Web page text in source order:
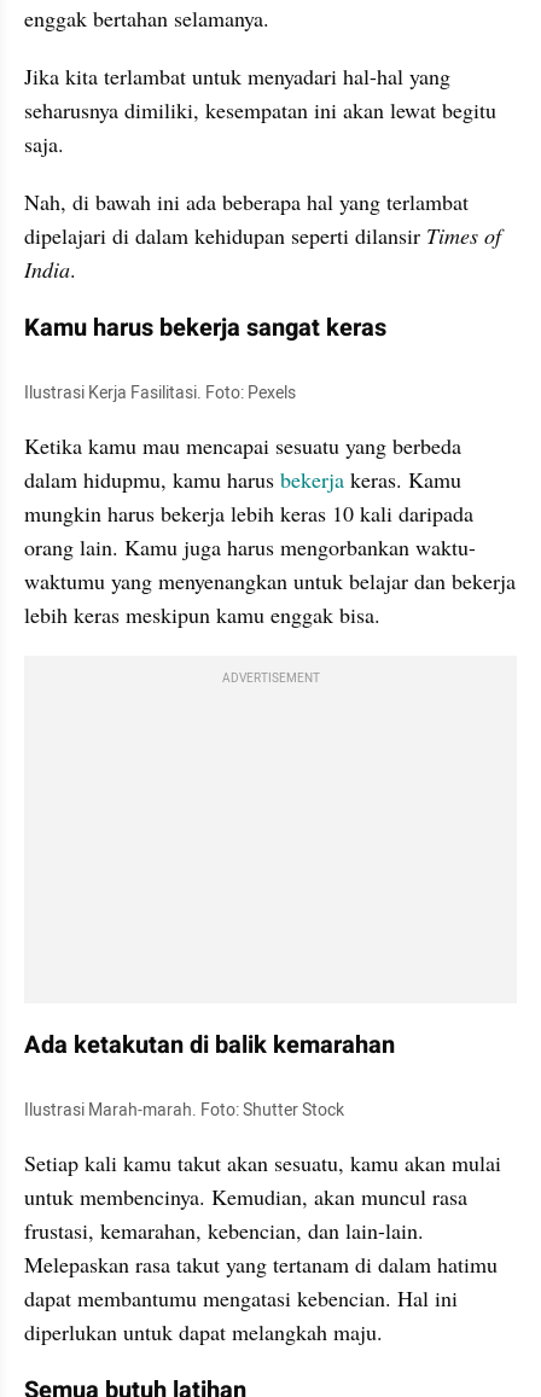
enggak bertahan selamanya.
Jika kita terlambat untuk menyadari hal-hal yang
seharusnya dimiliki, kesempatan ini akan lewat begitu
saja.
Nah, di bawah ini ada beberapa hal yang terlambat
dipelajari di dalam kehidupan seperti dilansir Times of
India.
Kamu harus bekerja sangat keras
Ilustrasi Kerja Fasilitasi. Foto: Pexels
Ketika kamu mau mencapai sesuatu yang berbeda
dalam hidupmu, kamu harus bekerja keras. Kamu
mungkin harus bekerja lebih keras 10 kali daripada
orang lain. Kamu juga harus mengorbankan waktu-
waktumu yang menyenangkan untuk belajar dan bekerja
lebih keras meskipun kamu enggak bisa.
ADVERTISEMENT
Ada ketakutan di balik kemarahan
Ilustrasi Marah-marah. Foto: Shutter Stock
Setiap kali kamu takut akan sesuatu, kamu akan mulai
untuk membencinya. Kemudian, akan muncul rasa
frustasi, kemarahan, kebencian, dan lain-lain.
Melepaskan rasa takut yang tertanam di dalam hatimu
dapat membantumu mengatasi kebencian. Hal ini
diperlukan untuk dapat melangkah maju.